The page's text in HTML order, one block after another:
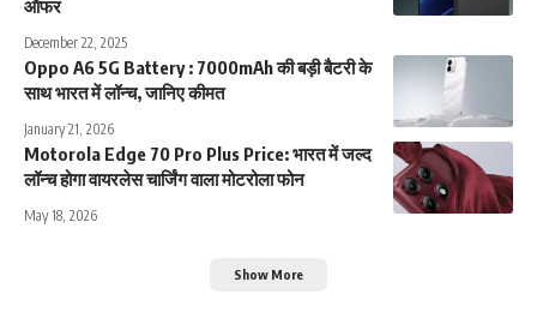
ऑफर
December 22, 2025
Oppo A6 5G Battery : 7000mAh की बड़ी बैटरी के
साथ भारत में लॉन्च, जानिए कीमत
January 21, 2026
Motorola Edge 70 Pro Plus Price: भारत में जल्द
लॉन्च होगा वायरलेस चार्जिंग वाला मोटरोला फोन
May 18, 2026
Show More